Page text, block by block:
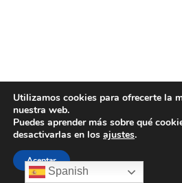
Spanish
Utilizamos cookies para ofrecerte la
nuestra web.
Puedes aprender más sobre qué
desactivarlas en los ajustes.
Aceptar